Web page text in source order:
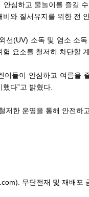
심하고 물놀이를 즐길
와 질서유지를 위한 전
선(UV) 소독 및 염소 소
요소를 철저히 차단할
이들이 안심하고 여름을
다”고 밝혔다.
저한 운영을 통해 안전하
무단전재 및 재배포